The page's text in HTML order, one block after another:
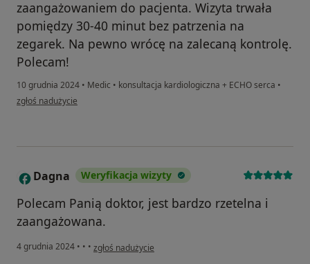
zaangażowaniem do pacjenta. Wizyta trwała
pomiędzy 30-40 minut bez patrzenia na
zegarek. Na pewno wrócę na zalecaną kontrolę.
Polecam!
10 grudnia 2024 • Medic • konsultacja kardiologiczna + ECHO serca •
w opinii użytkownika DB
zgłoś nadużycie
D Dagna Weryfikacja wizyty
Polecam Panią doktor, jest bardzo rzetelna i
zaangażowana.
4 grudnia 2024 • • • w opinii użytkownika Dagna
zgłoś nadużycie